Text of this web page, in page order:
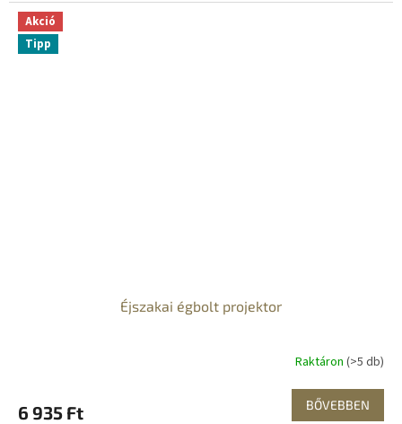
Akció
Tipp
Éjszakai égbolt projektor
Raktáron (>5 db)
6 935 Ft BŐVEBBEN